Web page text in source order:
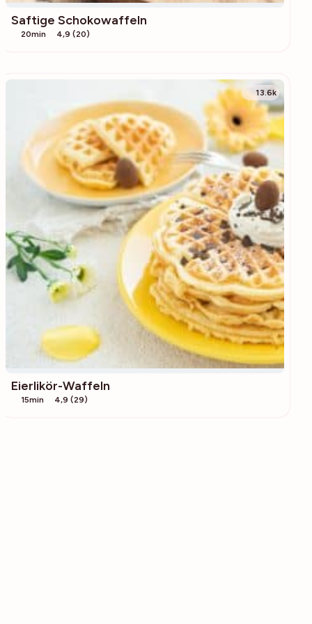
Saftige Schokowaffeln
20min 4,9 (20)
13.6k
Eierlikör-Waffeln
15min 4,9 (29)